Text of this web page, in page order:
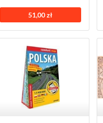
51,00 zł